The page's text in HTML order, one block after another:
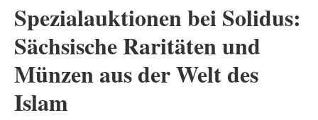
Spezialauktionen bei Solidus:
Sächsische Raritäten und
Münzen aus der Welt des
Islam